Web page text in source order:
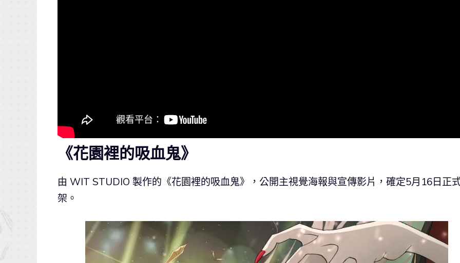
《花園裡的吸血鬼》
由 WIT STUDIO 製作的《花園裡的吸血鬼》，公開主視覺海報與宣傳影片，確定5月16日正
架。